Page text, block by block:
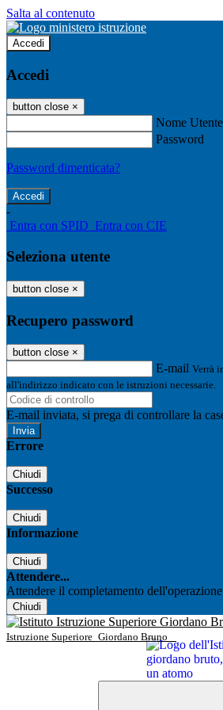
Salta al contenuto
Accedi
Accedi
button close ×
Nome Utente
Password
Password dimenticata?
-
Entra con SPID Entra con CIE
Seleziona utente
button close ×
Recupero password
button close ×
E-mail Verrà
all'indirizzo indicato con le istruzioni necessarie.
E-mail inviata, si prega di controllare la
Errore
Chiudi
Successo
Chiudi
Informazione
Chiudi
Attendere...
Attendere il completamento
Chiudi
Istruzione Superiore Giordano Bruno